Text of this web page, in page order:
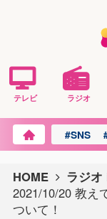
テレビ ラジオ
#SNS
HOME
ラジ
2021/10/20 教え
ついて！